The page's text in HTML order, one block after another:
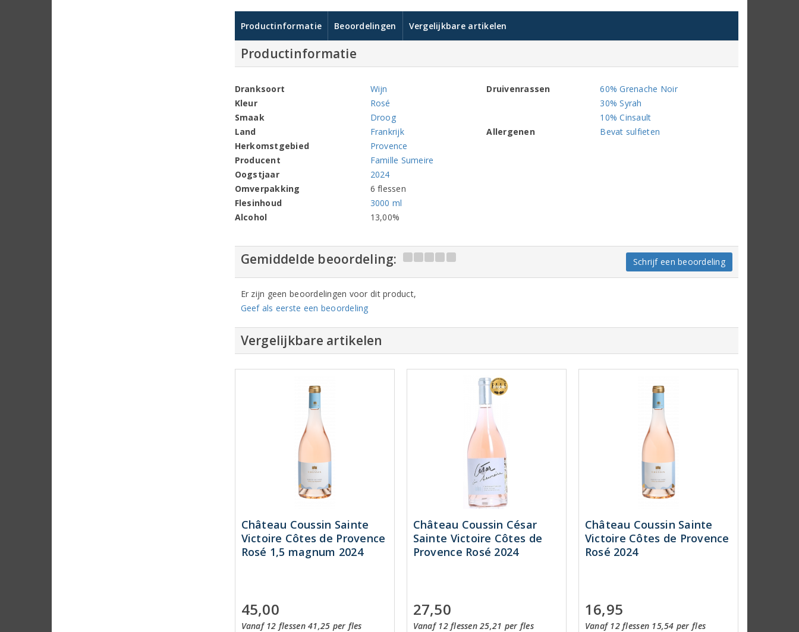
Productinformatie Beoordelingen Vergelijkbare artikelen
Productinformatie
Dranksoort
Wijn
Kleur
Rosé
Smaak
Droog
Land
Frankrijk
Herkomstgebied
Provence
Producent
Famille Sumeire
Oogstjaar
2024
Omverpakking
6 flessen
Flesinhoud
3000 ml
Alcohol
13,00%
Druivenrassen
60% Grenache Noir
30% Syrah
10% Cinsault
Allergenen
Bevat sulfieten
Gemiddelde beoordeling: Schrijf een beoordeling
Er zijn geen beoordelingen voor dit product,
Geef als eerste een beoordeling
Vergelijkbare artikelen
Château Coussin Sainte
Victoire Côtes de Provence
Rosé 1,5 magnum 2024
45,00
Vanaf 12 flessen 41,25 per fles
Château Coussin César
Sainte Victoire Côtes de
Provence Rosé 2024
27,50
Vanaf 12 flessen 25,21 per fles
Château Coussin Sainte
Victoire Côtes de Provence
Rosé 2024
16,95
Vanaf 12 flessen 15,54 per fles